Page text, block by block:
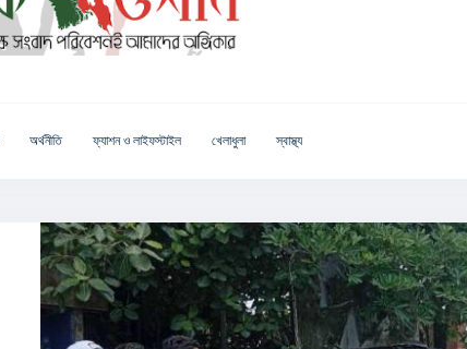
অর্থনীতি ফ্যাশন ও লাইফস্টাইল খেলাধুলা স্বাস্থ্য